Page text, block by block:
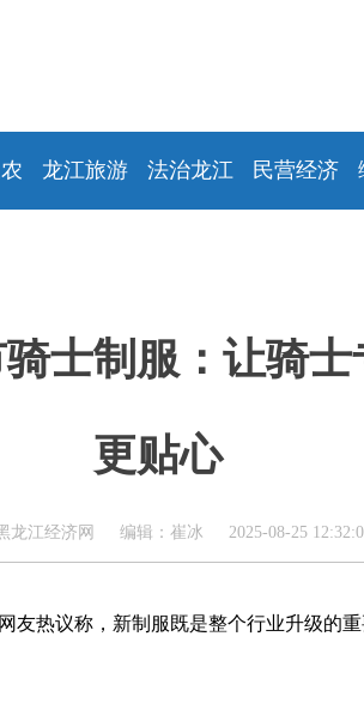
龙江旅游 法治龙江 民营经济
士制服：让骑士
更贴心
龙江经济网 编辑：崔冰 2025-08-25
友热议称，新制服既是整个行业升级的